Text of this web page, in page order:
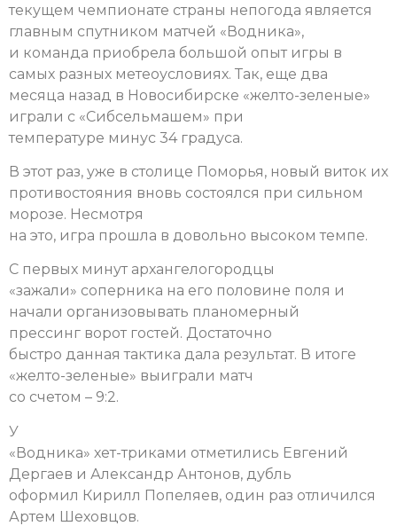
текущем чемпионате страны непогода является
главным спутником матчей «Водника»,
и команда приобрела большой опыт игры в
самых разных метеоусловиях. Так, еще два
месяца назад в Новосибирске «желто-зеленые»
играли с «Сибсельмашем» при
температуре минус 34 градуса.
В этот раз, уже в столице Поморья, новый виток их
противостояния вновь состоялся при сильном
морозе. Несмотря
на это, игра прошла в довольно высоком темпе.
С первых минут архангелогородцы
«зажали» соперника на его половине поля и
начали организовывать планомерный
прессинг ворот гостей. Достаточно
быстро данная тактика дала результат. В итоге
«желто-зеленые» выиграли матч
со счетом – 9:2.
У
«Водника» хет-триками отметились Евгений
Дергаев и Александр Антонов, дубль
оформил Кирилл Попеляев, один раз отличился
Артем Шеховцов.